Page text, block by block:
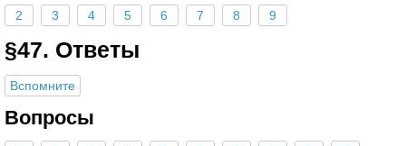
2 3 4 5 6 7 8 9
§47. Ответы
Вспомните
Вопросы